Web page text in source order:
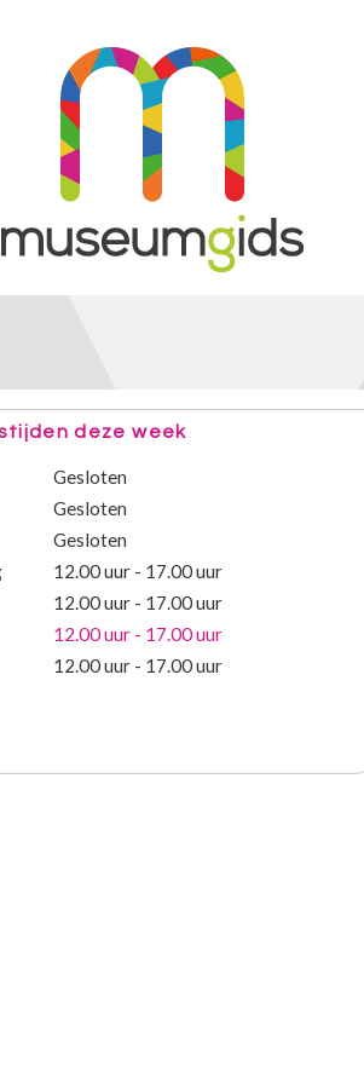
deze week
Gesloten
Gesloten
Gesloten
12.00 uur - 17.00 uur
12.00 uur - 17.00 uur
12.00 uur - 17.00 uur
12.00 uur - 17.00 uur